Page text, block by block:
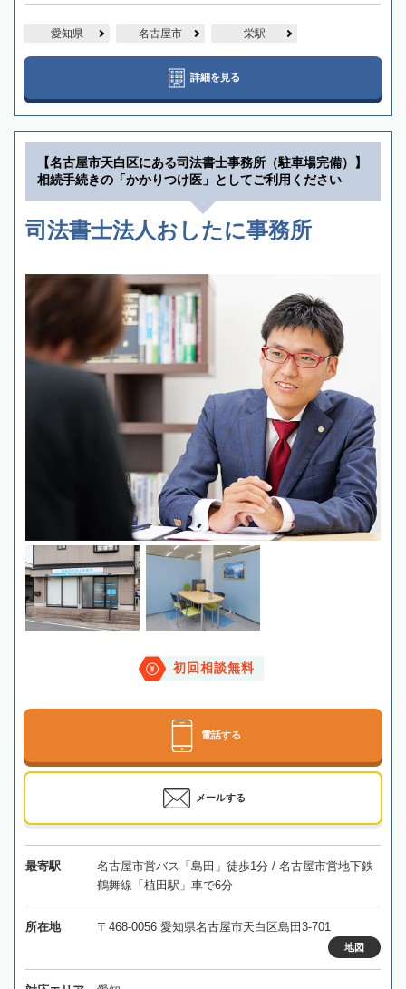
愛知県 名古屋市 栄駅
詳細を見る
【名古屋市天白区にある司法書士事務所（駐車場完備）】
相続手続きの「かかりつけ医」としてご利用ください
司法書士法人おしたに事務所
初回相談無料
電話する
メールする
最寄駅
名古屋市営バス「島田」徒歩1分 / 名古屋市営地下鉄
鶴舞線「植田駅」車で6分
所在地 〒468-0056 愛知県名古屋市天白区島田3-701
地図